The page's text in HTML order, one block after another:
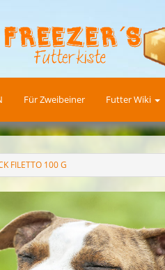
Für Zweibeiner Futter Wiki
FILETTO 100 G